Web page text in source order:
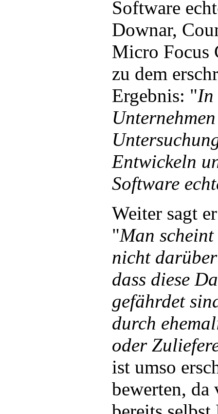
Software
Downar,
Micro Focus
zu dem
Ergebnis: "In
Entwickeln
Software
Weiter sagt
"Man
nicht
dass diese
gefährdet
durch
oder
ist umso
bewerten, da